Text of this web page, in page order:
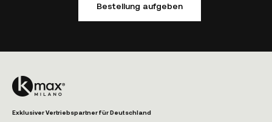
Bestellung aufgeben
Exklusiver Vertriebspartner für Deutschland